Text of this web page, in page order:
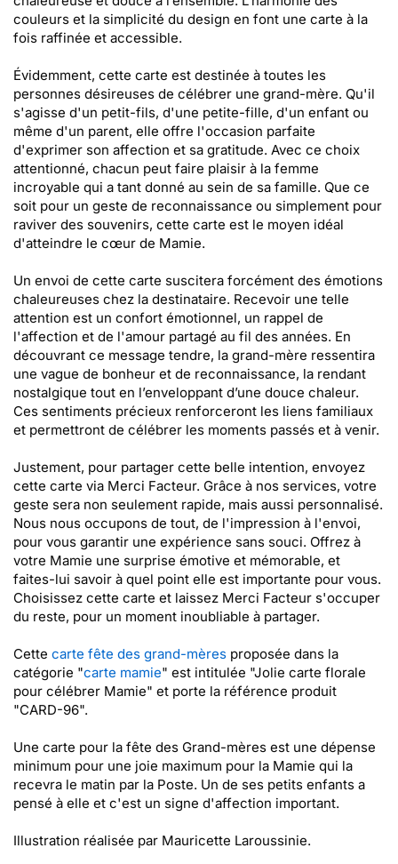
couleurs et la simplicité du design en font une carte à la
fois raffinée et accessible.
Évidemment, cette carte est destinée à toutes les
personnes désireuses de célébrer une grand-mère. Qu'il
s'agisse d'un petit-fils, d'une petite-fille, d'un enfant ou
même d'un parent, elle offre l'occasion parfaite
d'exprimer son affection et sa gratitude. Avec ce choix
attentionné, chacun peut faire plaisir à la femme
incroyable qui a tant donné au sein de sa famille. Que ce
soit pour un geste de reconnaissance ou simplement pour
raviver des souvenirs, cette carte est le moyen idéal
d'atteindre le cœur de Mamie.
Un envoi de cette carte suscitera forcément des émotions
chaleureuses chez la destinataire. Recevoir une telle
attention est un confort émotionnel, un rappel de
l'affection et de l'amour partagé au fil des années. En
découvrant ce message tendre, la grand-mère ressentira
une vague de bonheur et de reconnaissance, la rendant
nostalgique tout en l’enveloppant d’une douce chaleur.
Ces sentiments précieux renforceront les liens familiaux
et permettront de célébrer les moments passés et à venir.
Justement, pour partager cette belle intention, envoyez
cette carte via Merci Facteur. Grâce à nos services, votre
geste sera non seulement rapide, mais aussi personnalisé.
Nous nous occupons de tout, de l'impression à l'envoi,
pour vous garantir une expérience sans souci. Offrez à
votre Mamie une surprise émotive et mémorable, et
faites-lui savoir à quel point elle est importante pour vous.
Choisissez cette carte et laissez Merci Facteur s'occuper
du reste, pour un moment inoubliable à partager.
Cette carte fête des grand-mères proposée dans la
catégorie "carte mamie" est intitulée "Jolie carte florale
pour célébrer Mamie" et porte la référence produit
"CARD-96".
Une carte pour la fête des Grand-mères est une dépense
minimum pour une joie maximum pour la Mamie qui la
recevra le matin par la Poste. Un de ses petits enfants a
pensé à elle et c'est un signe d'affection important.
Illustration réalisée par Mauricette Laroussinie.